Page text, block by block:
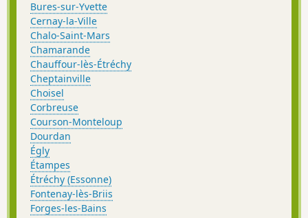
Bures-sur-Yvette
Cernay-la-Ville
Chalo-Saint-Mars
Chamarande
Chauffour-lès-Étréchy
Cheptainville
Choisel
Corbreuse
Courson-Monteloup
Dourdan
Égly
Étampes
Étréchy (Essonne)
Fontenay-lès-Briis
Forges-les-Bains